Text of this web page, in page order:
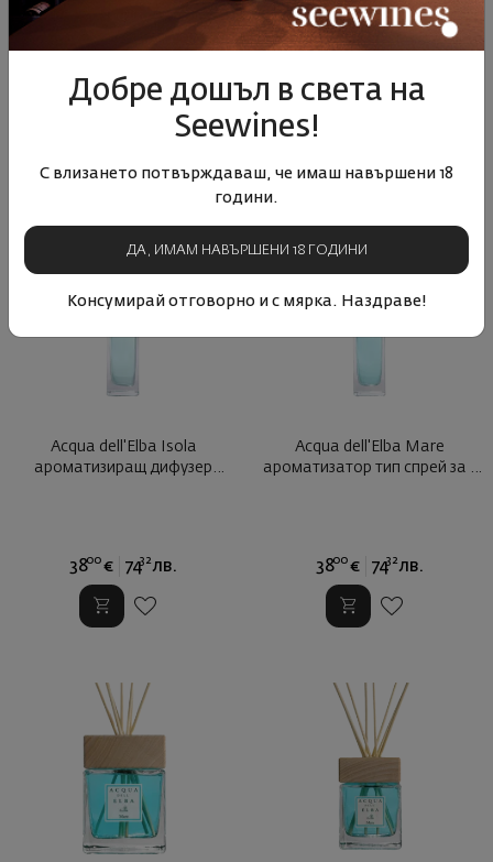
ароматизиращ дифузер
58 00 113 44 лв.
ароматизиращ дифузер
500мл ...
00 38
Acqua dell'Elba Isola
ароматизиращ дифузер
3800 € 7432 лв.
Acqua dell'Elba Mare
ароматизатор тип спрей за с
3800 € 7432 лв.
Добре дошъл в света на
Seewines!
С влизането потвърждаваш, че имаш навършени 18
години.
ДА, ИМАМ НАВЪРШЕНИ 18 ГОДИНИ
Консумирай отговорно и с мярка. Наздраве!